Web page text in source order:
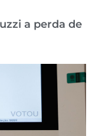
a perda de